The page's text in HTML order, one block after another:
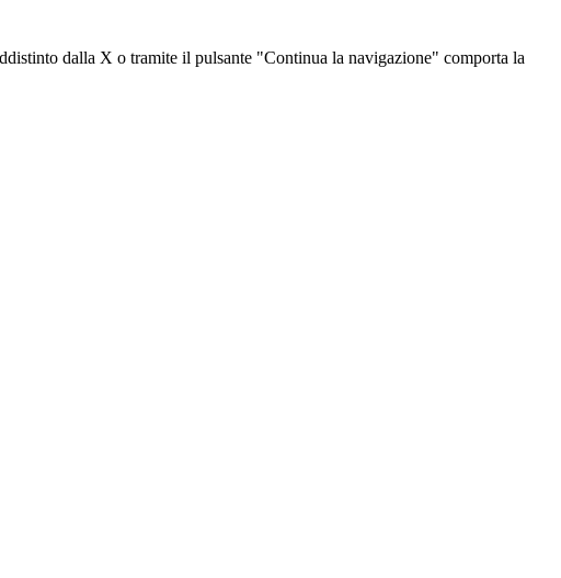
dalla X o tramite il pulsante "Continua la navigazione" comporta la